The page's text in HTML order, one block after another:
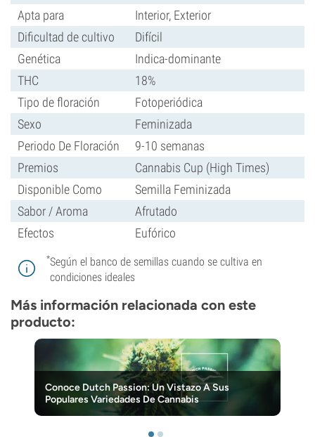
Apta para
Interior, Exterior
Dificultad de cultivo
Difícil
Genética
Indica-dominante
THC
18%
Tipo de floración
Fotoperiódica
Sexo
Feminizada
Periodo De Floración
9-10 semanas
Premios
Cannabis Cup (High Times)
Disponible Como
Semilla Feminizada
Sabor / Aroma
Afrutado
Efectos
Eufórico
*Según el banco de semillas cuando se cultiva en
condiciones ideales
Más información relacionada con este
producto:
Conoce Dutch Passion: Un Vistazo A Sus
Populares Variedades De Cannabis